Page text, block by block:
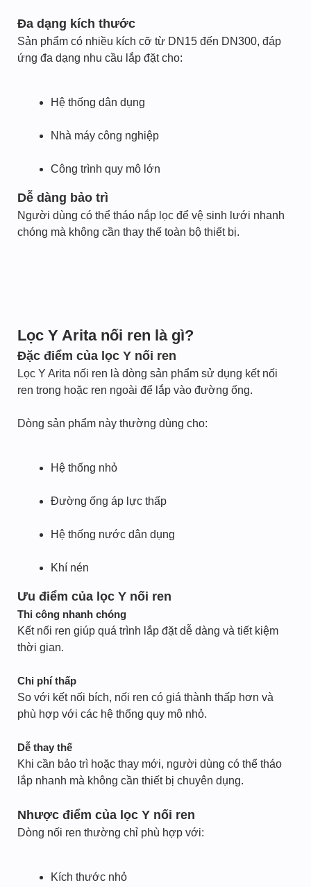
Đa dạng kích thước
Sản phẩm có nhiều kích cỡ từ DN15 đến DN300, đáp
ứng đa dạng nhu cầu lắp đặt cho:
Hệ thống dân dụng
Nhà máy công nghiệp
Công trình quy mô lớn
Dễ dàng bảo trì
Người dùng có thể tháo nắp lọc để vệ sinh lưới nhanh
chóng mà không cần thay thế toàn bộ thiết bị.
Lọc Y Arita nối ren là gì?
Đặc điểm của lọc Y nối ren
Lọc Y Arita nối ren là dòng sản phẩm sử dụng kết nối
ren trong hoặc ren ngoài để lắp vào đường ống.
Dòng sản phẩm này thường dùng cho:
Hệ thống nhỏ
Đường ống áp lực thấp
Hệ thống nước dân dụng
Khí nén
Ưu điểm của lọc Y nối ren
Thi công nhanh chóng
Kết nối ren giúp quá trình lắp đặt dễ dàng và tiết kiệm
thời gian.
Chi phí thấp
So với kết nối bích, nối ren có giá thành thấp hơn và
phù hợp với các hệ thống quy mô nhỏ.
Dễ thay thế
Khi cần bảo trì hoặc thay mới, người dùng có thể tháo
lắp nhanh mà không cần thiết bị chuyên dụng.
Nhược điểm của lọc Y nối ren
Dòng nối ren thường chỉ phù hợp với:
Kích thước nhỏ